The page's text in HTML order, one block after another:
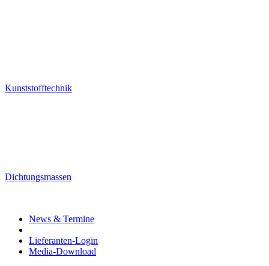
Kunststofftechnik
Dichtungsmassen
News & Termine
Lieferanten-Login
Media-Download